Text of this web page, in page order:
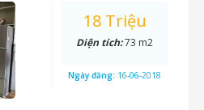
18 Triệu
Diện tích:73 m2
Ngày đăng: 16-06-2018